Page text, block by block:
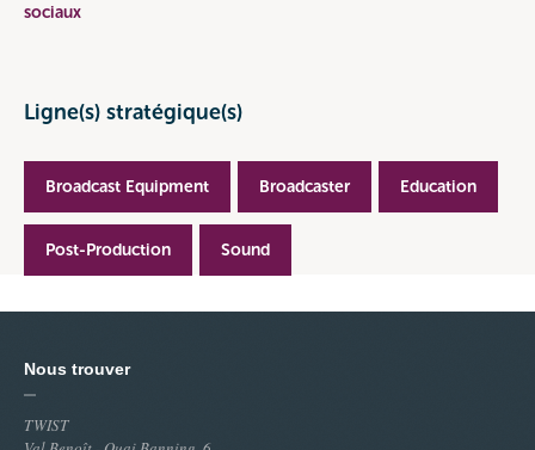
sociaux
Ligne(s) stratégique(s)
Broadcast Equipment Broadcaster Education
Post-Production Sound
Nous trouver
TWIST